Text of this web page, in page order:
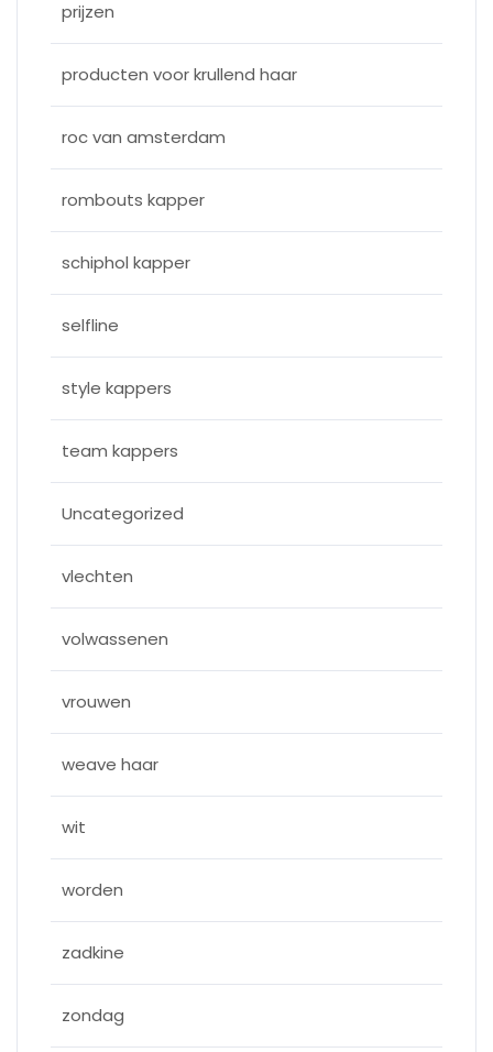
prijzen
producten voor krullend haar
roc van amsterdam
rombouts kapper
schiphol kapper
selfline
style kappers
team kappers
Uncategorized
vlechten
volwassenen
vrouwen
weave haar
wit
worden
zadkine
zondag